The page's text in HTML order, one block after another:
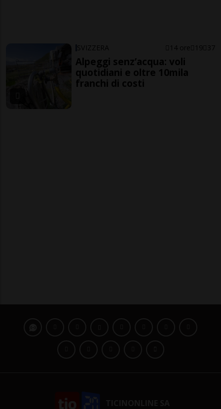
SVIZZERA 14 ore 19 37
Alpeggi senz’acqua: voli
quotidiani e oltre 10mila
franchi di costi